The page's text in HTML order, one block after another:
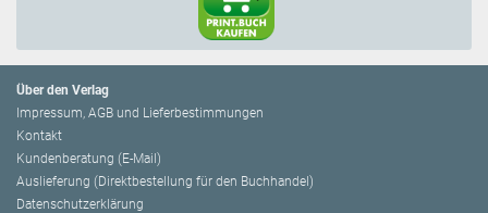
Über den Verlag
Impressum, AGB und Lieferbestimmungen
Kontakt
Kundenberatung (E-Mail)
Auslieferung (Direktbestellung für den Buchhandel)
Datenschutzerklärung